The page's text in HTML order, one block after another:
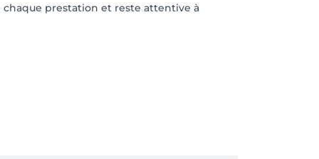
chaque prestation et reste attentive à